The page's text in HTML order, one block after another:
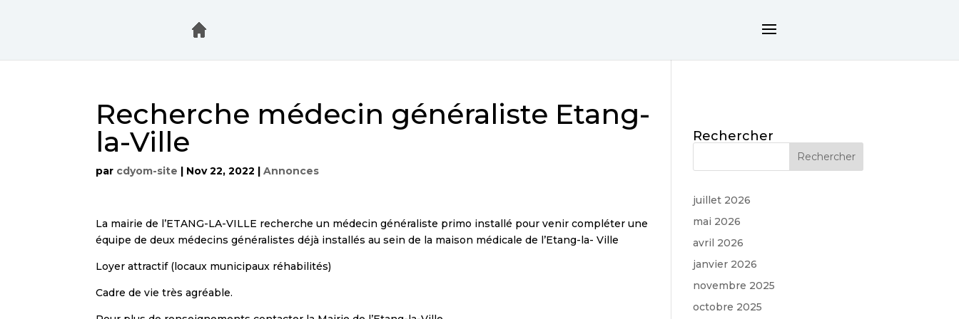
Recherche médecin généraliste Etang-
la-Ville
par cdyom-site | Nov 22, 2022 |Annonces
La mairie de l’ETANG-LA-VILLE recherche un médecin généraliste primo installé pour venir compléter une
équipe de deux médecins généralistes déjà installés au sein de la maison médicale de l’Etang-la- Ville
Loyer attractif (locaux municipaux réhabilités)
Cadre de vie très agréable.
Rechercher
juillet 2026
mai 2026
avril 2026
janvier 2026
novembre 2025
octobre 2025